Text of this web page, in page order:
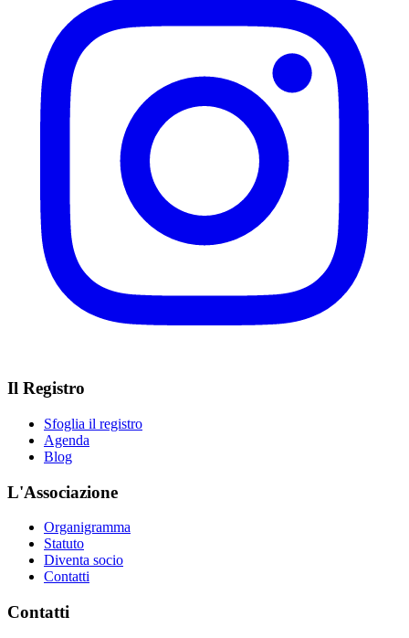
Il Registro
Sfoglia il registro
Agenda
Blog
L'Associazione
Organigramma
Statuto
Diventa socio
Contatti
Contatti